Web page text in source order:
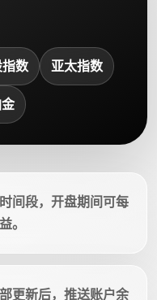
数 亚太指数
间段，开盘期间可每
。
更新后，推送账户余